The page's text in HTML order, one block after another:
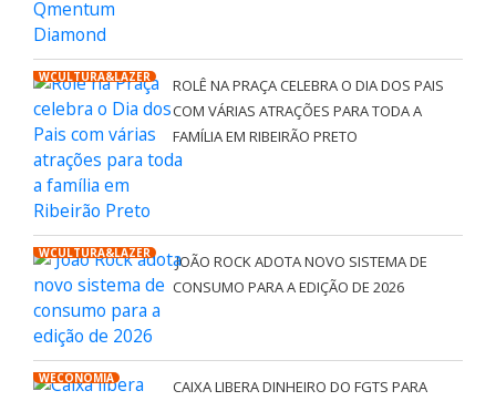
WCULTURA&LAZER
ROLÊ NA PRAÇA CELEBRA O DIA DOS PAIS
COM VÁRIAS ATRAÇÕES PARA TODA A
FAMÍLIA EM RIBEIRÃO PRETO
WCULTURA&LAZER
JOÃO ROCK ADOTA NOVO SISTEMA DE
CONSUMO PARA A EDIÇÃO DE 2026
WECONOMIA
CAIXA LIBERA DINHEIRO DO FGTS PARA